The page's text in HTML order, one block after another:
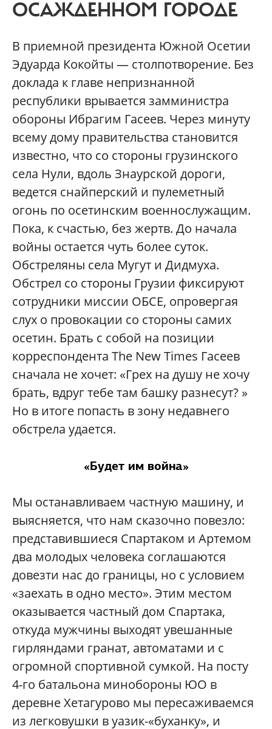
ОСАЖДЕННОМ ГОРОДЕ
В приемной президента Южной Осетии
Эдуарда Кокойты — столпотворение. Без
доклада к главе непризнанной
республики врывается замминистра
обороны Ибрагим Гасеев. Через минуту
всему дому правительства становится
известно, что со стороны грузинского
села Нули, вдоль Знаурской дороги,
ведется снайперский и пулеметный
огонь по осетинским военнослужащим.
Пока, к счастью, без жертв. До начала
войны остается чуть более суток.
Обстреляны села Мугут и Дидмуха.
Обстрел со стороны Грузии фиксируют
сотрудники миссии ОБСЕ, опровергая
слух о провокации со стороны самих
осетин. Брать с собой на позиции
корреспондента The New Times Гасеев
сначала не хочет: «Грех на душу не хочу
брать, вдруг тебе там башку разнесут? »
Но в итоге попасть в зону недавнего
обстрела удается.
«Будет им война»
Мы останавливаем частную машину, и
выясняется, что нам сказочно повезло:
представившиеся Спартаком и Артемом
два молодых человека соглашаются
довезти нас до границы, но с условием
«заехать в одно место». Этим местом
оказывается частный дом Спартака,
откуда мужчины выходят увешанные
гирляндами гранат, автоматами и с
огромной спортивной сумкой. На посту
4-го батальона минобороны ЮО в
деревне Хетагурово мы пересаживаемся
из легковушки в уазик-«буханку», и